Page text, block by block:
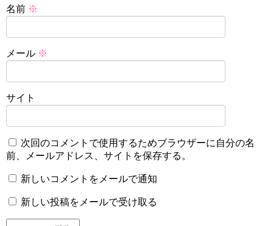
名前 ※
メール ※
サイト
次回のコメントで使用するためブラウザーに自分の名
前、メールアドレス、サイトを保存する。
新しいコメントをメールで通知
新しい投稿をメールで受け取る